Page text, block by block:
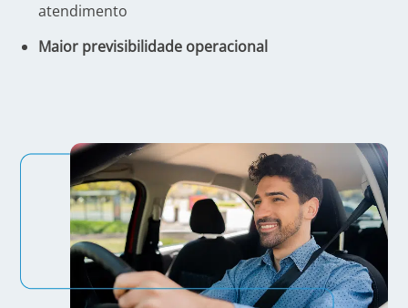
atendimento
Maior previsibilidade operacional